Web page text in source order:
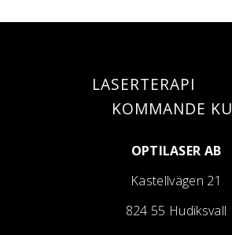
LASERTERAPI
KOMMANDE
OPTILASER AB
Kastellvägen 21
824 55 Hudiksvall